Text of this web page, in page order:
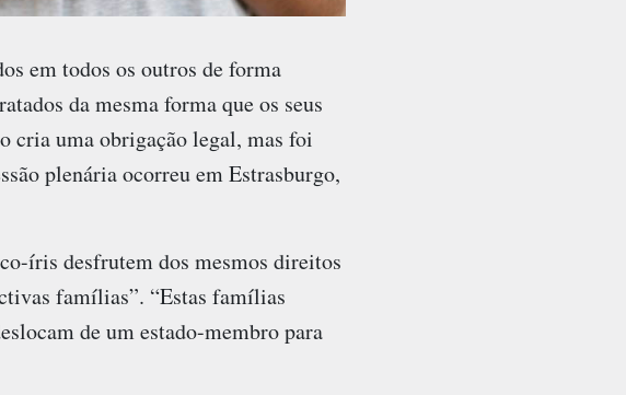
em todos os outros de forma
da mesma forma que os seus
cria uma obrigação legal, mas foi
plenária ocorreu em Estrasburgo,
íris desfrutem dos mesmos direitos
famílias”. “Estas famílias
de um estado-membro para